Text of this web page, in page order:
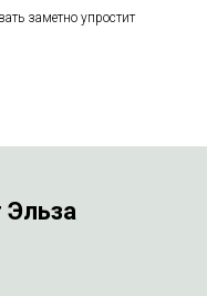
заметно упростит
Эльза